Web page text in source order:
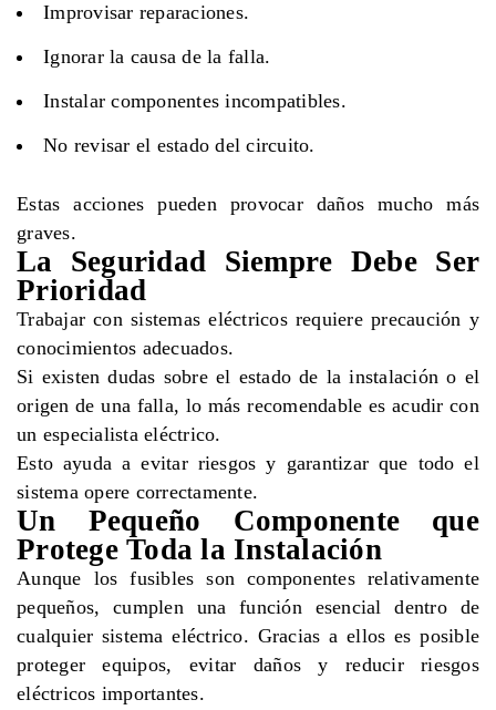
Improvisar reparaciones.
Ignorar la causa de la falla.
Instalar componentes incompatibles.
No revisar el estado del circuito.
Estas acciones pueden provocar daños mucho más
graves.
La Seguridad Siempre Debe Ser
Prioridad
Trabajar con sistemas eléctricos requiere precaución y
conocimientos adecuados.
Si existen dudas sobre el estado de la instalación o el
origen de una falla, lo más recomendable es acudir con
un especialista eléctrico.
Esto ayuda a evitar riesgos y garantizar que todo el
sistema opere correctamente.
Un Pequeño Componente que
Protege Toda la Instalación
Aunque los fusibles son componentes relativamente
pequeños, cumplen una función esencial dentro de
cualquier sistema eléctrico. Gracias a ellos es posible
proteger equipos, evitar daños y reducir riesgos
eléctricos importantes.